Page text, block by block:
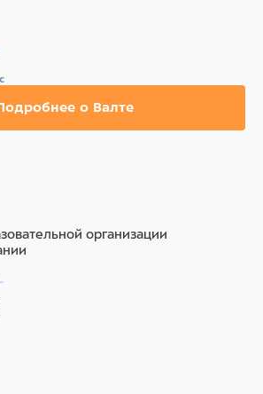
о Валте
организации